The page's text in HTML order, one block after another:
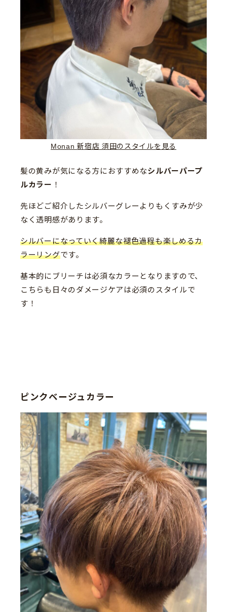
Monan 新宿店 須田のスタイルを見る
髪の黄みが気になる方におすすめなシルバーパープ
ルカラー ！
先ほどご紹介したシルバーグレーよりもくすみが少
なく透明感があります。
シルバーになっていく綺麗な褪色過程も楽しめるカ
ラーリングです。
基本的にブリーチは必須なカラーとなりますので、
こちらも日々のダメージケアは必須のスタイルで
す！
ピンクベージュカラー